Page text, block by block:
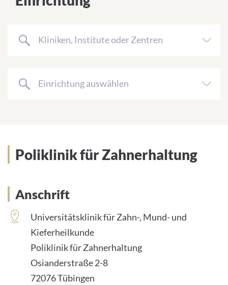
Kliniken, Institute oder Zentren
Einrichtung auswählen
Poliklinik für Zahnerhaltung
Anschrift
Universitätsklinik für Zahn-, Mund- und
Kieferheilkunde
Poliklinik für Zahnerhaltung
Osianderstraße 2-8
72076 Tübingen